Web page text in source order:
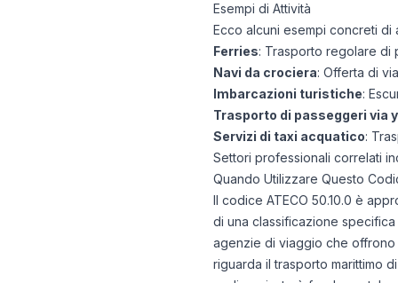
Esempi di Attività
Ecco alcuni esempi concreti di
Ferries: Trasporto regolare di
Navi da crociera: Offerta di
Imbarcazioni turistiche:
Trasporto di passeggeri via
Servizi di taxi acquatico:
Settori professionali correlati
Quando Utilizzare Questo
Il codice ATECO 50.10.0 è
di una classificazione
agenzie di viaggio che offrono
riguarda il trasporto marittimo